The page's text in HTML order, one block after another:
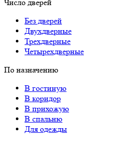
Число дверей
Без дверей
Двухдверные
Трехдверные
Четырехдверные
По назначению
В гостиную
В коридор
В прихожую
В спальню
Для одежды